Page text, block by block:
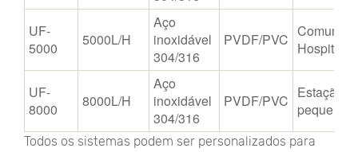
UF-
5000
5000L/H
Aço
inoxidável
304/316
PVDF/PVC Hospital
UF-
8000
8000L/H
Aço
inoxidável
304/316
PVDF/PVC Estação
pequena
Todos os sistemas podem ser personalizados para